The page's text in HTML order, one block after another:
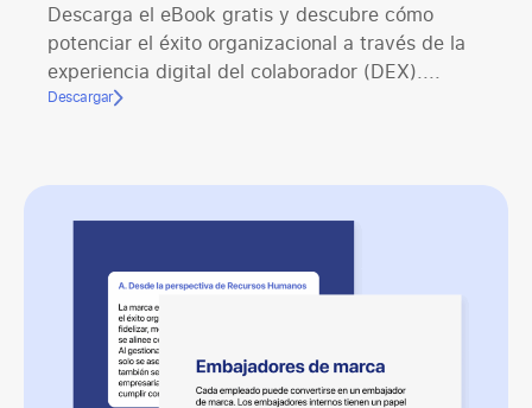
Descarga el eBook gratis y descubre cómo
potenciar el éxito organizacional a través de la
experiencia digital del colaborador (DEX)....
Descargar